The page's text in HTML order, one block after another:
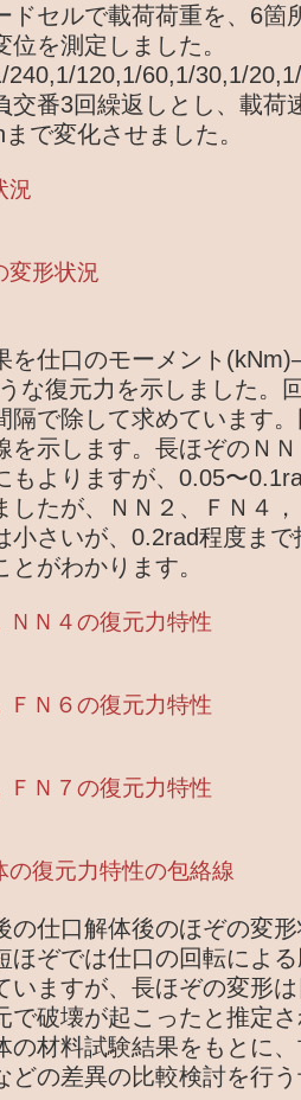
ドセルで載荷荷重を、6箇
を測定しました。
240,1/120,1/60,1/30,1/
交番3回繰返しとし、載荷
で変化させました。
況
形状況
を仕口のモーメント
な復元力を示しました。
隔で除して求めています
を示します。長ほぞのＮ
もよりますが、0.05〜
したが、ＮＮ２、ＦＮ４
小さいが、0.2rad程度ま
がわかります。
Ｎ４の復元力特性
Ｎ６の復元力特性
Ｎ７の復元力特性
復元力特性の包絡線
の仕口解体後のほぞの変
ほぞでは仕口の回転によ
いますが、長ほぞの変形
で破壊が起こったと推定
の材料試験結果をもとに
どの差異の比較検討を行